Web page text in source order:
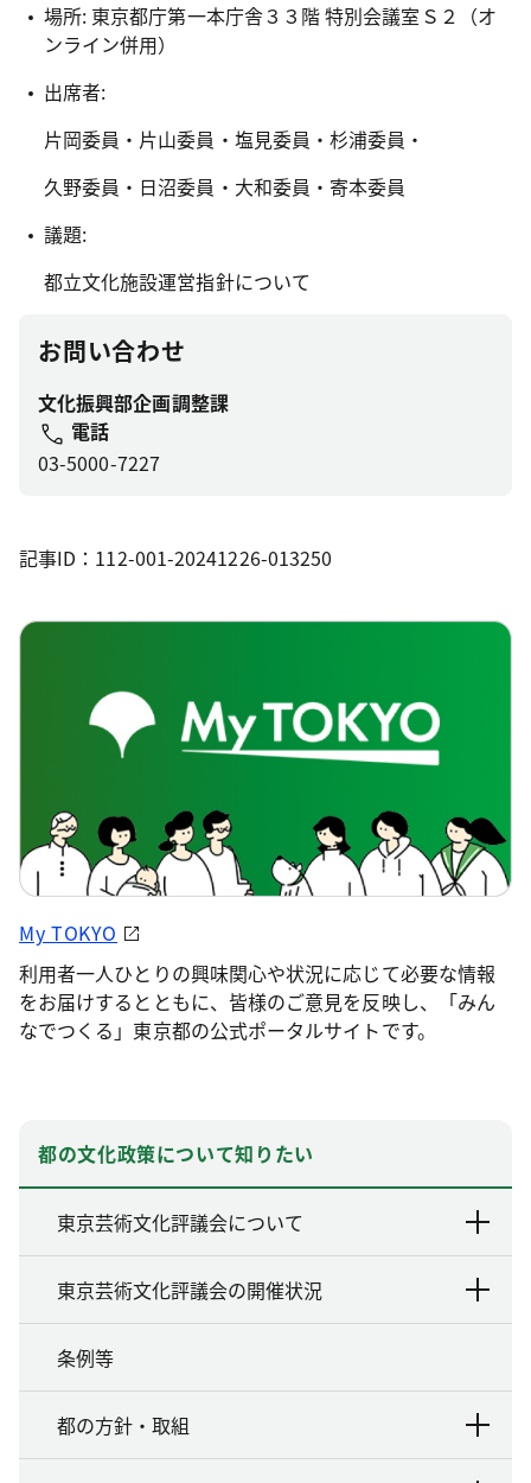
場所: 東京都庁第一本庁舎３３階 特別会議室Ｓ２（オ
ンライン併用）
出席者:
片岡委員・片山委員・塩見委員・杉浦委員・
久野委員・日沼委員・大和委員・寄本委員
議題:
都立文化施設運営指針について
お問い合わせ
文化振興部企画調整課
電話
03-5000-7227
記事ID：112-001-20241226-013250
My TOKYO
利用者一人ひとりの興味関心や状況に応じて必要な情報
をお届けするとともに、皆様のご意見を反映し、「みん
なでつくる」東京都の公式ポータルサイトです。
都の文化政策について知りたい
東京芸術文化評議会について
東京芸術文化評議会の開催状況
条例等
都の方針・取組